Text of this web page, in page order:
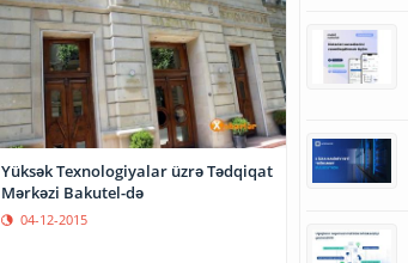
Yüksək Texnologiyalar üzrə Tədqiqat
Mərkəzi Bakutel-də
04-12-2015